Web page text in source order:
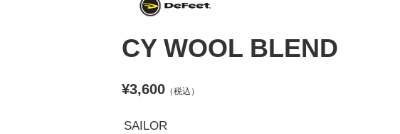
CY WOOL BLEND
¥3,600 （税込）
SAILOR